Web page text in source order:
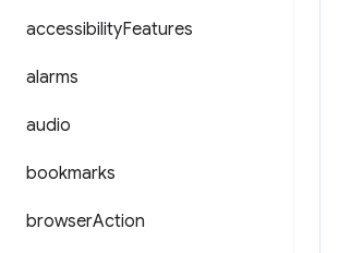
accessibilityFeatures
alarms
audio
bookmarks
browserAction